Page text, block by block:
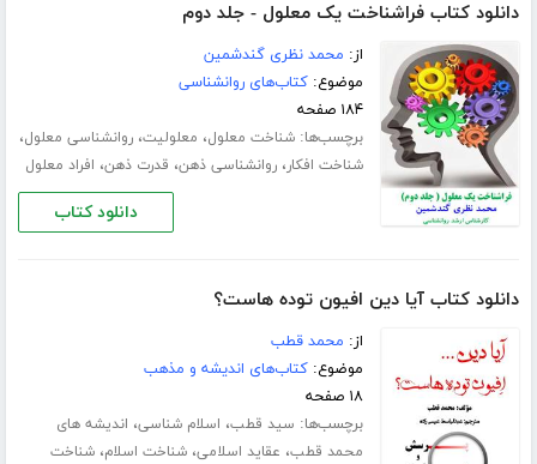
دانلود کتاب فراشناخت یک معلول - جلد دوم
از: محمد نظری گندشمین
موضوع:کتاب‌های روانشناسی
۱۸۴ صفحه
برچسب‌ها:شناخت معلول، معلولیت،روانشناسی معلول،
شناخت افکار،روانشناسی ذهن، قدرت ذهن، افراد معلول
دانلود کتاب
دانلود کتاب آیا دین افیون توده هاست؟
از: م‍ح‍م‍د ق‍طب‌
موضوع:کتاب‌های اندیشه و مذهب
۱۸ صفحه
برچسب‌ها: سید قطب، اسلام شناسی، اندیشه های
محمد قطب، عقاید اسلامی،شناخت اسلام،شناخت